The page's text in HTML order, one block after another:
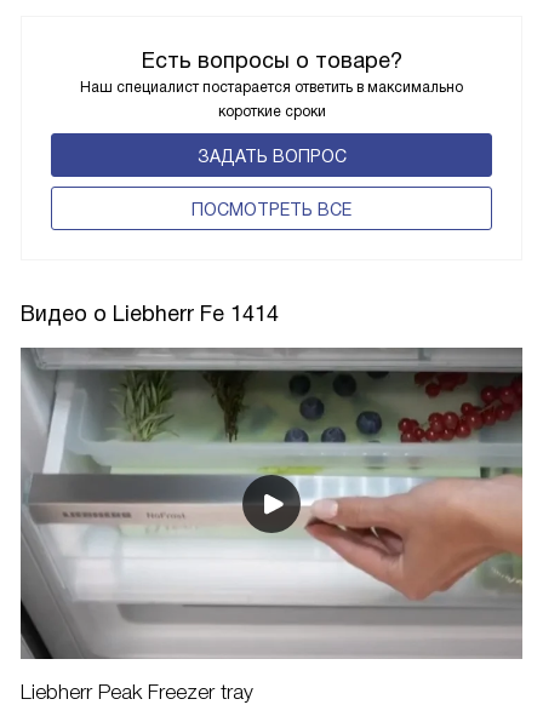
Есть вопросы о товаре?
Наш специалист постарается ответить в максимально
короткие сроки
ЗАДАТЬ ВОПРОС
ПОCМОТРЕТЬ ВСЕ
Видео о Liebherr Fe 1414
Liebherr Peak Freezer tray